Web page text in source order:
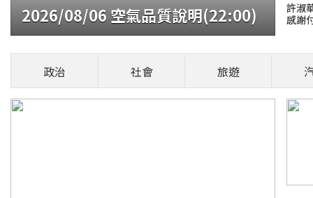
貓咪翻
言」再
火報記者 張舜傑
部位，是否能撫
2026/08/06 空氣品質說明(22:00)
許淑
感謝
政治 社會 旅遊